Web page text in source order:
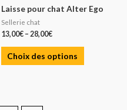
Laisse pour chat Alter Ego
Sellerie chat
13,00€ – 28,00€
Choix des options